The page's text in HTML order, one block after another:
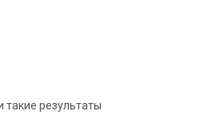
результаты